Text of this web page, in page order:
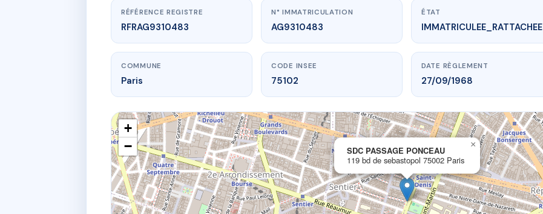
www.vme.plus/AG9310483
SDC PASSAGE PONCEAU
119 bd de sebastopol75002 Paris
RÉFÉRENCE REGISTRE
RFRAG9310483
N° IMMATRICULATION
AG9310483
ÉTAT
IMMATRICULEE_RATTACHEE
COMMUNE
Paris
CODE INSEE
75102
DATE RÈGLEMENT
27/09/1968
SDC PASSAGE PONCEAU
119 bd de sebastopol 75002 Paris
×
+
−